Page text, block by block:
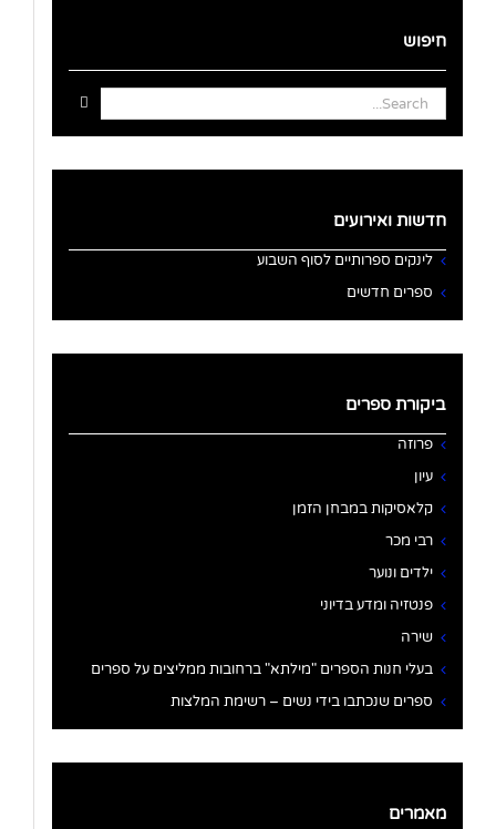
חיפוש
Search
for:
חדשות ואירועים
לינקים ספרותיים לסוף השבוע
ספרים חדשים
ביקורת ספרים
פרוזה
עיון
קלאסיקות במבחן הזמן
רבי מכר
ילדים ונוער
פנטזיה ומדע בדיוני
שירה
בעלי חנות הספרים "מילתא" ברחובות ממליצים על ספרים
ספרים שנכתבו בידי נשים – רשימת המלצות
מאמרים